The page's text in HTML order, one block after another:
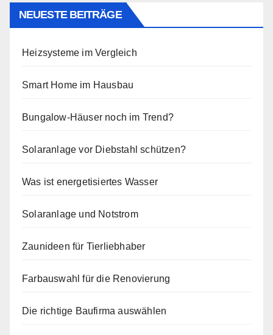
NEUESTE BEITRÄGE
Heizsysteme im Vergleich
Smart Home im Hausbau
Bungalow-Häuser noch im Trend?
Solaranlage vor Diebstahl schützen?
Was ist energetisiertes Wasser
Solaranlage und Notstrom
Zaunideen für Tierliebhaber
Farbauswahl für die Renovierung
Die richtige Baufirma auswählen